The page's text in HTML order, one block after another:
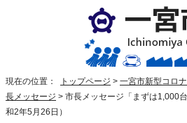
現在の位置： トップページ > 一宮市新型コロ
長メッセージ > 市長メッセージ「まずは1,000
和2年5月26日）